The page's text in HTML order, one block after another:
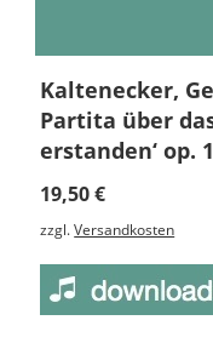
Kaltenecker,
Partita über
erstanden‘ op.
19,50€
zzgl.Versandkosten